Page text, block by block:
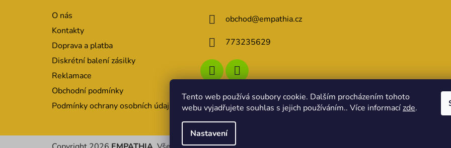
Tento web používá soubory cookie. Dalším procházením tohoto
webu vyjadřujete souhlas s jejich používáním.. Více informacízde.
Nastavení
O nás
Kontakty
Doprava a platba
Diskrétní balení zásilky
Reklamace
Obchodní podmínky
Podmínky ochrany osobních údajů
obchod@empathia.cz
773235629